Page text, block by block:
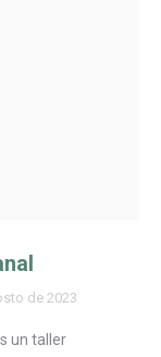
de 2023
un taller